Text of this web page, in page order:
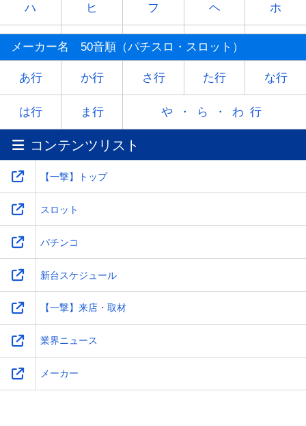
ハ ヒ フ ヘ ホ
マ ミ ム メ
ヤ - ユ - ヨ
ラ リ レ
ワ -
メーカー名 50音順（パチスロ・スロット）
あ行 か行 さ行 た行 な行
は行 ま行 や・ら・わ行
コンテンツリスト
【一撃】トップ
スロット
パチンコ
新台スケジュール
【一撃】来店・取材
業界ニュース
メーカー